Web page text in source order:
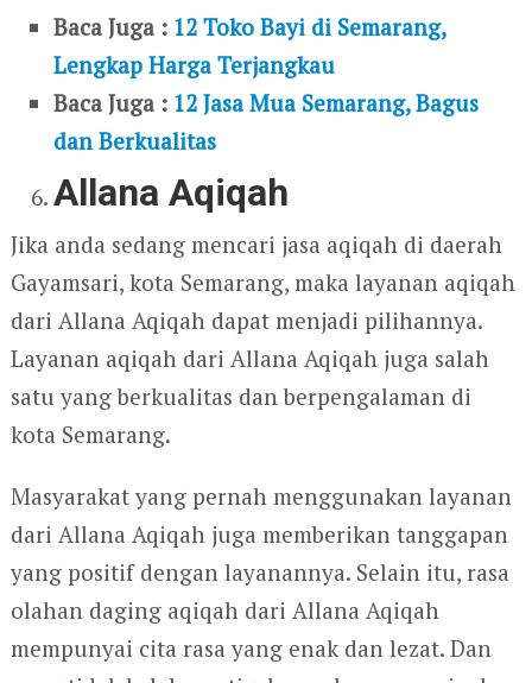
Baca Juga : 12 Toko Bayi di Semarang,
Lengkap Harga Terjangkau
Baca Juga : 12 Jasa Mua Semarang, Bagus
dan Berkualitas
Allana Aqiqah
Jika anda sedang mencari jasa aqiqah di daerah
Gayamsari, kota Semarang, maka layanan aqiqah
dari Allana Aqiqah dapat menjadi pilihannya.
Layanan aqiqah dari Allana Aqiqah juga salah
satu yang berkualitas dan berpengalaman di
kota Semarang.
Masyarakat yang pernah menggunakan layanan
dari Allana Aqiqah juga memberikan tanggapan
yang positif dengan layanannya. Selain itu, rasa
olahan daging aqiqah dari Allana Aqiqah
mempunyai cita rasa yang enak dan lezat. Dan